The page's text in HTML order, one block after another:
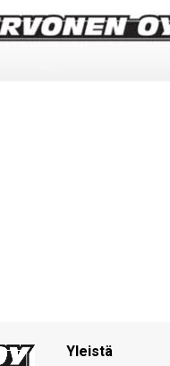
Yleistä